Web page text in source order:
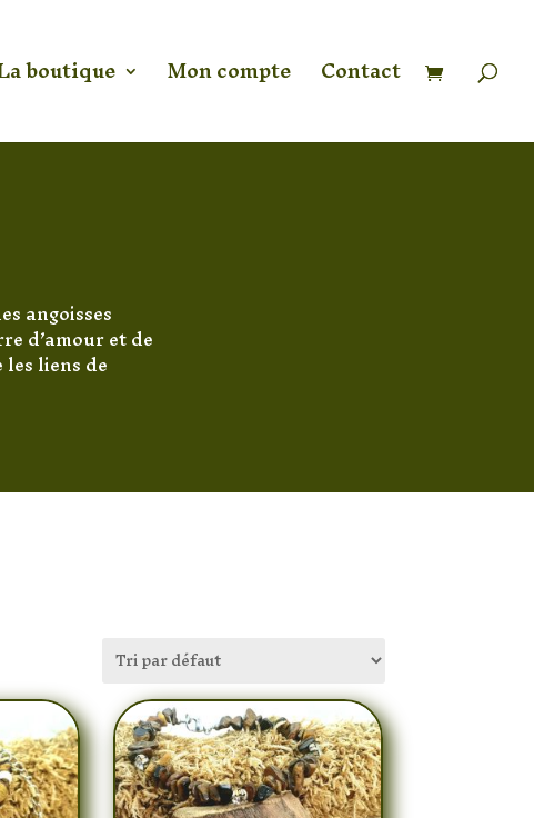
boutique Mon compte Contact
angoisses
d’amour et de
liens de